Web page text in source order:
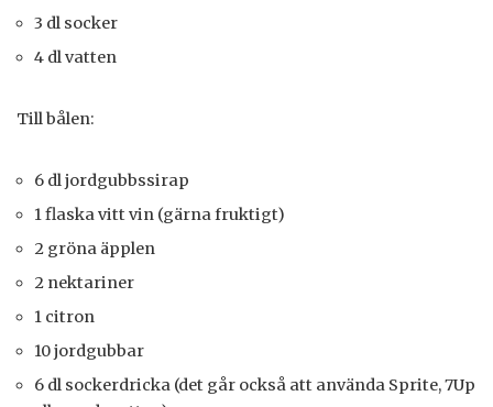
3 dl socker
4 dl vatten
Till bålen:
6 dl jordgubbssirap
1 flaska vitt vin (gärna fruktigt)
2 gröna äpplen
2 nektariner
1 citron
10 jordgubbar
6 dl sockerdricka (det går också att använda Sprite, 7Up